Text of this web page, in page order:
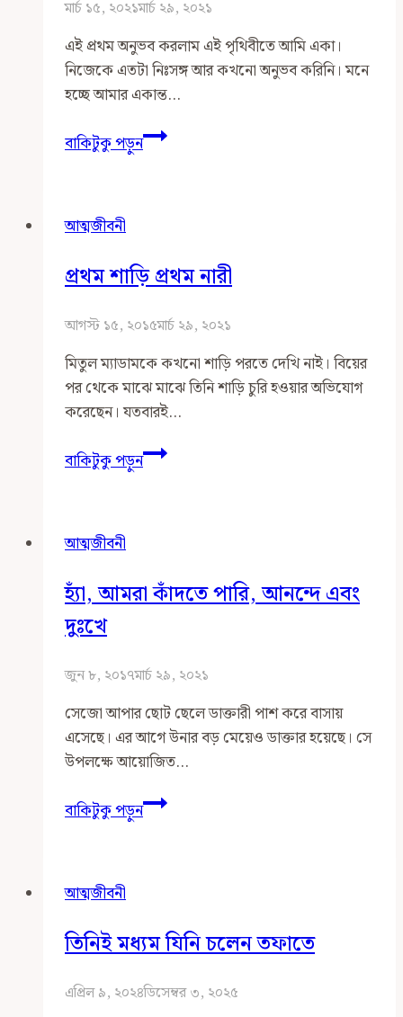
মার্চ ১৫, ২০২১মার্চ ২৯, ২০২১
এই প্রথম অনুভব করলাম এই পৃথিবীতে আমি একা।
নিজেকে এতটা নিঃসঙ্গ আর কখনো অনুভব করিনি। মনে
হচ্ছে আমার একান্ত…
বাকিটুকু পড়ুনএইটুকু
শুধু
আত্মজীবনী
প্রথম শাড়ি প্রথম নারী
আগস্ট ১৫, ২০১৫মার্চ ২৯, ২০২১
মিতুল ম্যাডামকে কখনো শাড়ি পরতে দেখি নাই। বিয়ের
পর থেকে মাঝে মাঝে তিনি শাড়ি চুরি হওয়ার অভিযোগ
করেছেন। যতবারই…
বাকিটুকু পড়ুনপ্রথম
শাড়ি
আত্মজীবনী
হ্যাঁ, আমরা কাঁদতে পারি, আনন্দে এবং
দুঃখে
জুন ৮, ২০১৭মার্চ ২৯, ২০২১
সেজো আপার ছোট ছেলে ডাক্তারী পাশ করে বাসায়
এসেছে। এর আগে উনার বড় মেয়েও ডাক্তার হয়েছে। সে
উপলক্ষে আয়োজিত…
বাকিটুকু পড়ুনহ্যাঁ,
আমরা
দুঃখে
আত্মজীবনী
তিনিই মধ্যম যিনি চলেন তফাতে
এপ্রিল ৯, ২০২৪ডিসেম্বর ৩, ২০২৫